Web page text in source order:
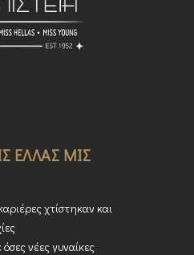
ΕΛΛΑΣ ΜΙΣ
χτίστηκαν και
νέες γυναίκες